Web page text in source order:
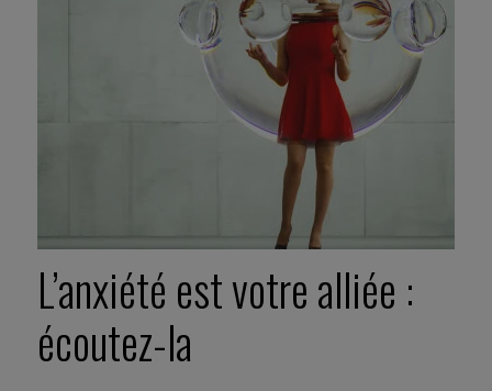
L’anxiété est votre alliée :
écoutez-la